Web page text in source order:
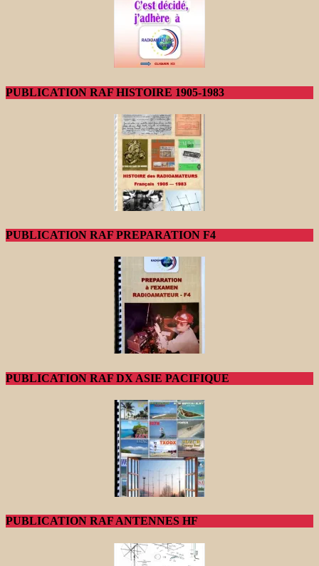
PUBLICATION RAF HISTOIRE 1905-1983
PUBLICATION RAF PREPARATION F4
PUBLICATION RAF DX ASIE PACIFIQUE
PUBLICATION RAF ANTENNES HF